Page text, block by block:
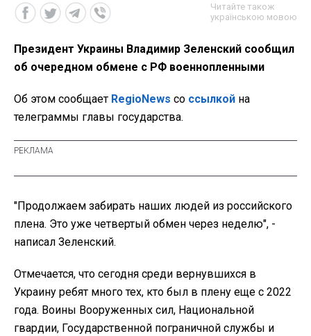
Читайте також
українською мовою
Президент Украины Владимир Зеленский сообщил
об очередном обмене с РФ военнопленными
Об этом сообщает RegioNews со ссылкой на
телеграммы главы государства.
"Продолжаем забирать наших людей из российского
плена. Это уже четвертый обмен через неделю", -
написал Зеленский.
Отмечается, что сегодня среди вернувшихся в
Украину ребят много тех, кто был в плену еще с 2022
года. Воины Вооруженных сил, Национальной
гвардии, Государственной пограничной службы и